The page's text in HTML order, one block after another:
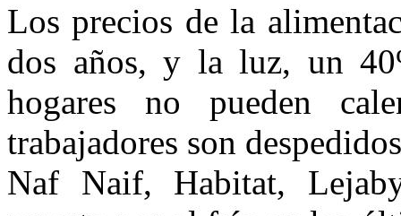
Los precios de la
dos años, y la luz, un
hogares no pueden
trabajadores son
Naf Naif, Habitat,